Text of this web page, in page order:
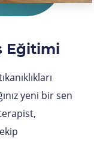
Eğitimi
yeni bir sen